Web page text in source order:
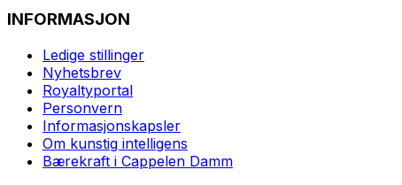
INFORMASJON
Ledige stillinger
Nyhetsbrev
Royaltyportal
Personvern
Informasjonskapsler
Om kunstig intelligens
Bærekraft i Cappelen Damm